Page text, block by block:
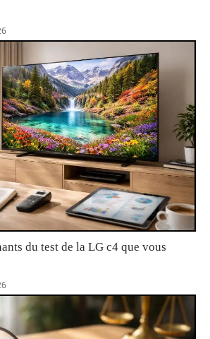
du test de la LG c4 que vous